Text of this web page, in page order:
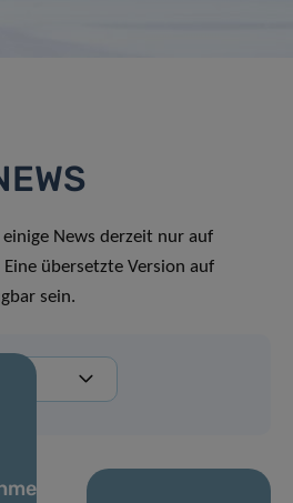
einige News derzeit nur auf
übersetzte Version auf
sein.